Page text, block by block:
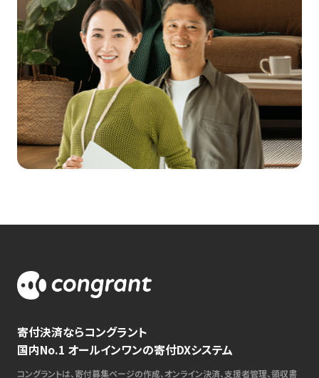
寄付決済ならコングラント
国内No.1 オールインワンの寄付DXシステム
コングラントは、寄付募集ページの作成、オンライン決済、支援者管理、領収書